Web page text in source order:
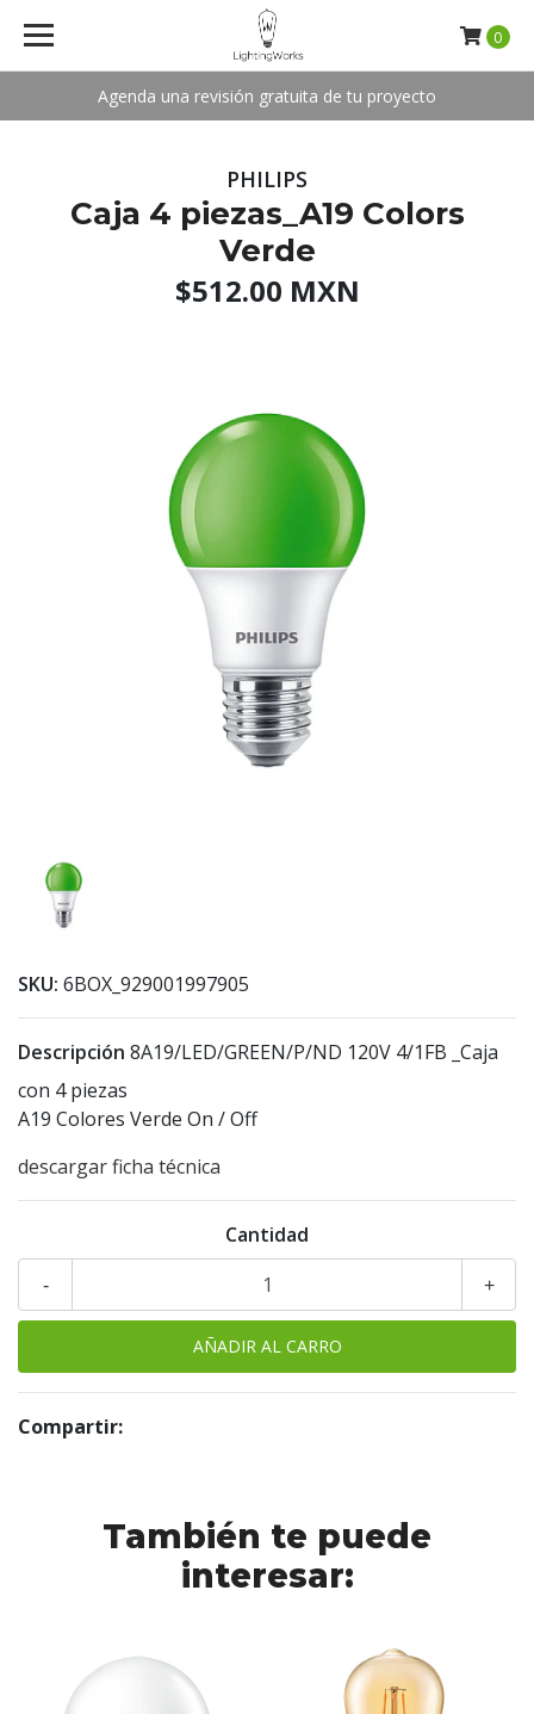
Agenda una revisión gratuita de tu proyecto
0
PHILIPS
Caja 4 piezas_A19 Colors
Verde
$512.00 MXN
SKU: 6BOX_929001997905
Descripción 8A19/LED/GREEN/P/ND 120V 4/1FB _Caja
con 4 piezas
A19 Colores Verde On / Off
descargar ficha técnica
Cantidad
+
-
Compartir:
También te puede
interesar: